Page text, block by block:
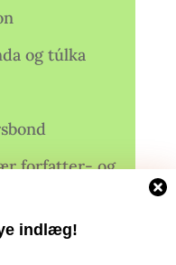
indlæg!
og túlka
forfatter- og